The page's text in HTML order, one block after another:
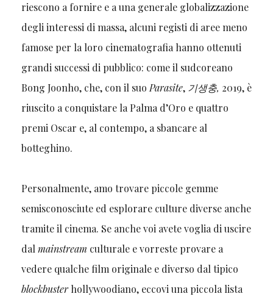
riescono a fornire e a una generale globalizzazione
degli interessi di massa, alcuni registi di aree meno
famose per la loro cinematografia hanno ottenuti
grandi successi di pubblico: come il sudcoreano
Bong Joonho, che, con il suoParasite, 기생충, 2019, è
riuscito a conquistare la Palma d’Oro e quattro
premi Oscar e, al contempo, a sbancare al
botteghino.
Personalmente, amo trovare piccole gemme
semisconosciute ed esplorare culture diverse anche
tramite il cinema. Se anche voi avete voglia di uscire
dalmainstream culturale e vorreste provare a
vedere qualche film originale e diverso dal tipico
blockbusterhollywoodiano, eccovi una piccola lista